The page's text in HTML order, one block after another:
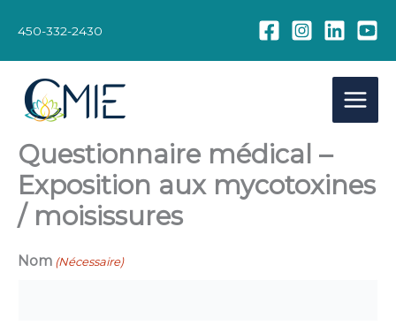
450-332-2430
Questionnaire médical –
Exposition aux mycotoxines
/ moisissures
Nom (Nécessaire)